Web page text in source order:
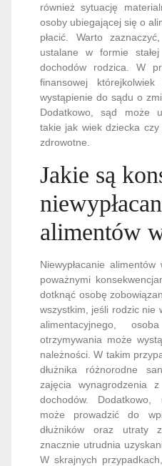
również sytuację
osoby ubiegającej się o
płacić. Warto
ustalane w formie
dochodów rodzica. W
finansowej
wystąpienie do sądu o
Dodatkowo, sąd może
takie jak wiek dziecka
zdrowotne.
Jakie są
alimentów
Niewypłacanie
poważnymi
dotknąć osobę
wszystkim, jeśli rodzic nie
alimentacyjnego,
otrzymywania może
należności. W takim
dłużnika różnorodne
zajęcia wynagrodzenia
dochodów. Dodatkowo,
może prowadzić do
dłużników oraz utraty
znacznie utrudnia
W skrajnych